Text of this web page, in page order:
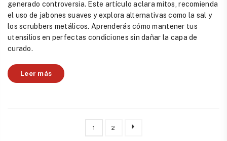
generado controversia. Este artículo aclara mitos, recomienda
el uso de jabones suaves y explora alternativas como la sal y
los scrubbers metálicos. Aprenderás cómo mantener tus
utensilios en perfectas condiciones sin dañar la capa de
curado.
Leer más
1 2